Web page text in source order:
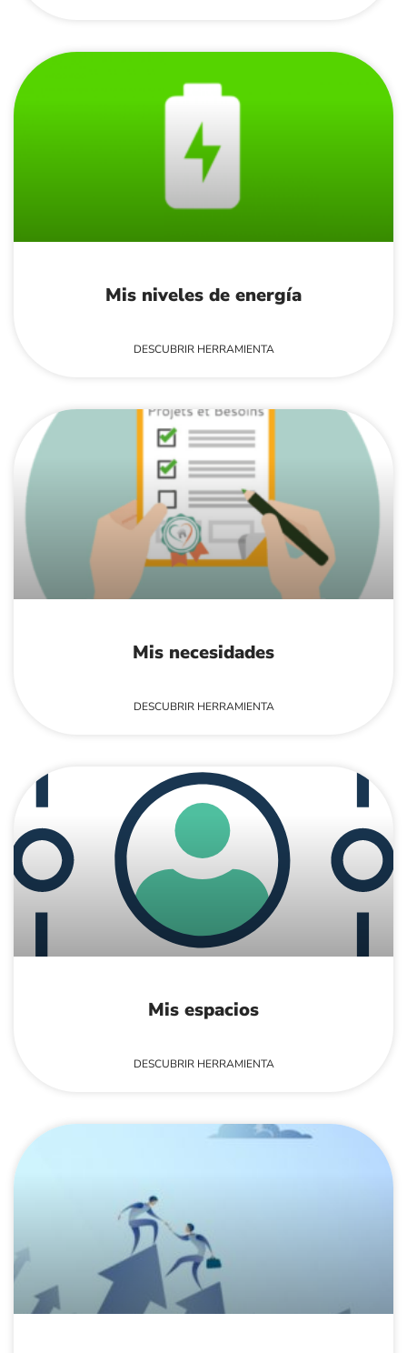
Mis niveles de energía
DESCUBRIR HERRAMIENTA
Mis necesidades
DESCUBRIR HERRAMIENTA
Mis espacios
DESCUBRIR HERRAMIENTA